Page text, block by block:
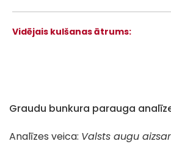
Vidējais kulšanas ātrums:
Graudu bunkura parauga
Analīzes veica: Valsts augu